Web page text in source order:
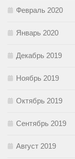
Февраль 2020
Январь 2020
Декабрь 2019
Ноябрь 2019
Октябрь 2019
Сентябрь 2019
Август 2019